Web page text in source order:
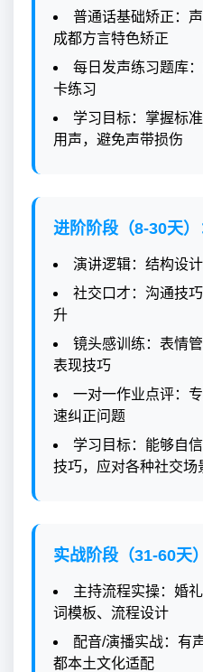
普通话基础矫正：
成都方言特色矫正
每日发声练习题库
卡练习
学习目标：掌握标
用声，避免声带损伤
进阶阶段（8-30天
演讲逻辑：结构设
社交口才：沟通技
升
镜头感训练：表情
表现技巧
一对一作业点评：
速纠正问题
学习目标：能够自
技巧，应对各种社交场
实战阶段（31-60天
主持流程实操：婚
词模板、流程设计
配音/演播实战：有
都本土文化适配